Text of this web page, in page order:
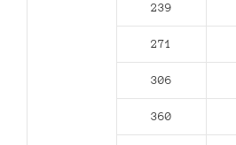
239
271
306
360